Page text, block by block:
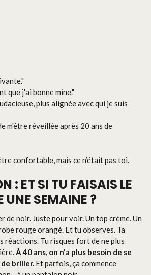
que j'ai bonne mine."
plus alignée avec qui je suis
m'être réveillée après 20 ans de
confortable, mais ce n’était pas toi.
: ET SI TU FAISAIS LE
UNE SEMAINE ?
de noir. Juste pour voir. Un top crème. Un
rouge orangé. Et tu observes. Ta
réactions. Tu risques fort de ne plus
À 40 ans, on n'a plus besoin de se
de briller. Et parfois, ça commence